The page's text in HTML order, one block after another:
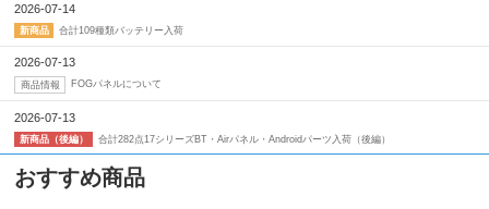
2026-07-14
新商品 合計109種類バッテリー入荷
2026-07-13
商品情報 FOGパネルについて
2026-07-13
新商品（後編） 合計282点17シリーズBT・Airパネル・Androidパーツ入荷（後編）
おすすめ商品